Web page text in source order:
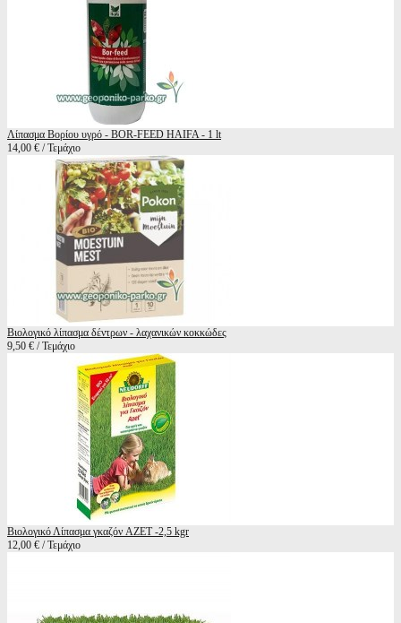
Λίπασμα Βορίου υγρό - BOR-FEED HAIFA - 1 lt
14,00 € / Τεμάχιο
Βιολογικό λίπασμα δέντρων - λαχανικών κοκκώδες
9,50 € / Τεμάχιο
Βιολογικό Λίπασμα γκαζόν AZET -2,5 kgr
12,00 € / Τεμάχιο